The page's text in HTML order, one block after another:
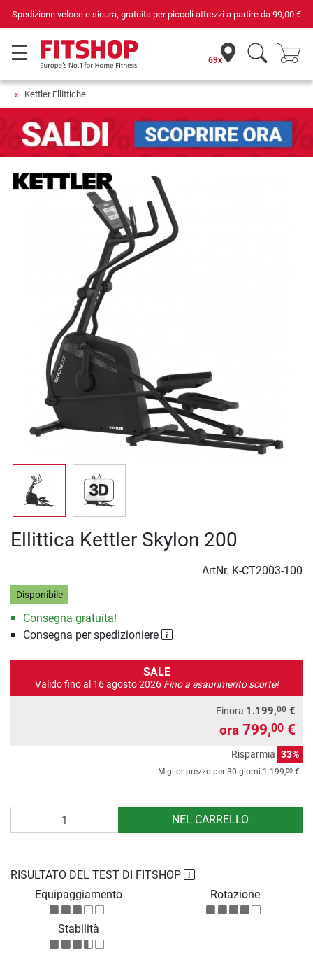
Da 42 anni i tuoi esperti di fiducia per il fitness domestico
69x
Kettler Ellittiche
Ellittica Kettler Skylon 200
ArtNr. K-CT2003-100
Disponibile
Consegna gratuita!
Consegna per spedizioniere
SALE
Valido fino al 16 agosto 2026 Fino a esaurimento scorte!
Finora 1.199,00 €
ora 799,00 €
Risparmia 33%
Miglior prezzo per 30 giorni 1.199,00 €
NEL CARRELLO
RISULTATO DEL TEST DI FITSHOP
Equipaggiamento
Rotazione
Stabilità